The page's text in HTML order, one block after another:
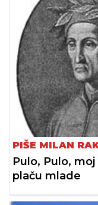
PIŠE MILAN
Pulo, Pulo,
plaču mlade